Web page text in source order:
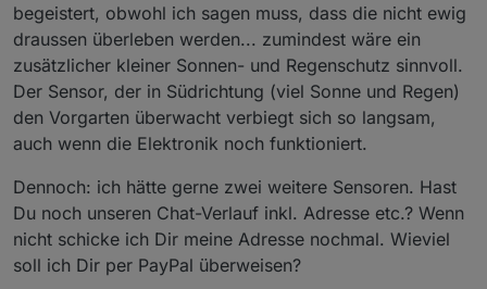
begeistert, obwohl ich sagen muss, dass die nicht ewig
draussen überleben werden... zumindest wäre ein
zusätzlicher kleiner Sonnen- und Regenschutz sinnvoll.
Der Sensor, der in Südrichtung (viel Sonne und Regen)
den Vorgarten überwacht verbiegt sich so langsam,
auch wenn die Elektronik noch funktioniert.
Dennoch: ich hätte gerne zwei weitere Sensoren. Hast
Du noch unseren Chat-Verlauf inkl. Adresse etc.? Wenn
nicht schicke ich Dir meine Adresse nochmal. Wieviel
soll ich Dir per PayPal überweisen?